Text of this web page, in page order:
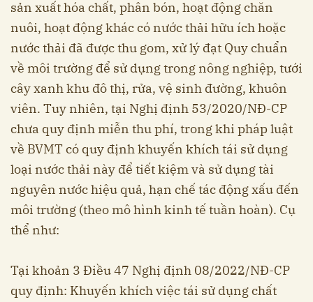
sản xuất hóa chất, phân bón, hoạt động chăn
nuôi, hoạt động khác có nước thải hữu ích hoặc
nước thải đã được thu gom, xử lý đạt Quy chuẩn
về môi trường để sử dụng trong nông nghiệp, tưới
cây xanh khu đô thị, rửa, vệ sinh đường, khuôn
viên. Tuy nhiên, tại Nghị định 53/2020/NĐ-CP
chưa quy định miễn thu phí, trong khi pháp luật
về BVMT có quy định khuyến khích tái sử dụng
loại nước thải này để tiết kiệm và sử dụng tài
nguyên nước hiệu quả, hạn chế tác động xấu đến
môi trường (theo mô hình kinh tế tuần hoàn). Cụ
thể như:
Tại khoản 3 Điều 47 Nghị định 08/2022/NĐ-CP
quy định: Khuyến khích việc tái sử dụng chất